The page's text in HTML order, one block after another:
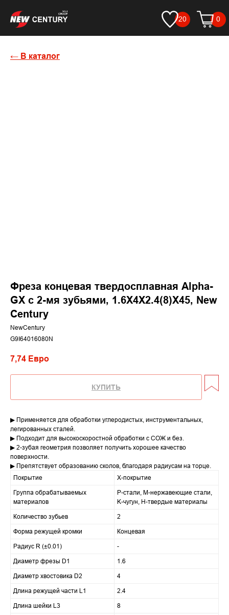
0
20
← В каталог
Фреза концевая твердосплавная Alpha-
GX c 2-мя зубьями, 1.6X4X2.4(8)X45, New
Century
NewCentury
G9I64016080N
7,74 Евро
КУПИТЬ
▶ Применяется для обработки углеродистых, инструментальных,
легированных сталей.
▶ Подходит для высокоскоростной обработки с СОЖ и без.
▶ 2-зубая геометрия позволяет получить хорошее качество
поверхности.
▶ Препятствует образованию сколов, благодаря радиусам на торце.
Покрытие
X-покрытие
Группа обрабатываемых
материалов
P-стали, M-нержавеющие стали,
K-чугун, H-твердые материалы
Количество зубьев
2
Форма режущей кромки
Концевая
Радиус R (±0.01)
-
Диаметр фрезы D1
1.6
Диаметр хвостовика D2
4
Длина режущей части L1
2.4
Длина шейки L3
8